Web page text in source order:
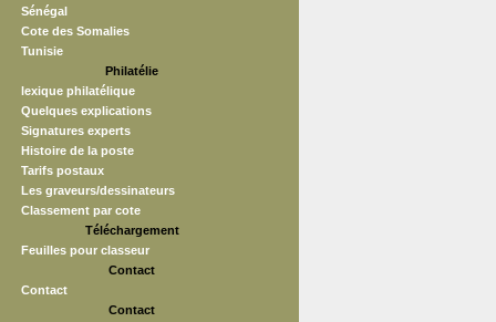
Sénégal
Cote des Somalies
Tunisie
Philatélie
lexique philatélique
Quelques explications
Signatures experts
Histoire de la poste
Tarifs postaux
Les graveurs/dessinateurs
Classement par cote
Téléchargement
Feuilles pour classeur
Contact
Contact
Contact